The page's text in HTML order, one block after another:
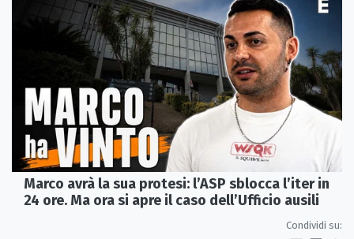
Marco avrà la sua protesi: l’ASP sblocca l’iter in
24 ore. Ma ora si apre il caso dell’Ufficio ausili
Condividi su: